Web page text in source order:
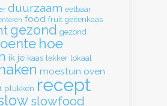
duurzaam eetbaar
food fruit geitenkaas
gezond gezond
hoe
ik je kaas lekker lokaal
moestuin oven
plukken recept
slowfood